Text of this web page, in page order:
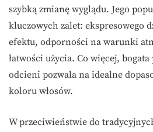
szybką zmianę wyglądu. Jego
kluczowych zalet: ekspresowego
efektu, odporności na warunki
łatwości użycia. Co więcej,
odcieni pozwala na idealne
koloru włosów.
W przeciwieństwie do